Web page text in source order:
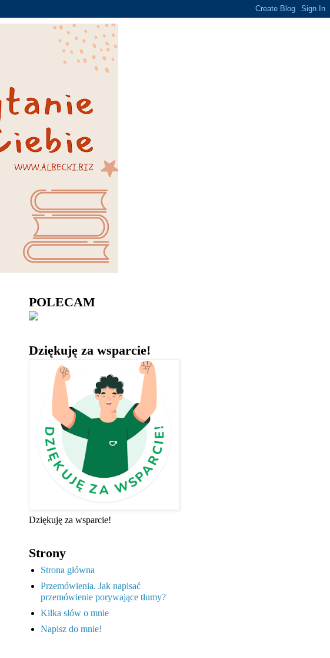
POLECAM
Dziękuję za wsparcie!
Dziękuję za wsparcie!
Strony
Strona główna
Przemówienia. Jak napisać
przemówienie porywające tłumy?
Kilka słów o mnie
Napisz do mnie!